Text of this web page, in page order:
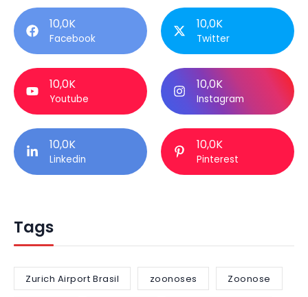
10,0K
Facebook
10,0K
Twitter
10,0K
Youtube
10,0K
Instagram
10,0K
Linkedin
10,0K
Pinterest
Tags
Zurich Airport Brasil zoonoses Zoonose